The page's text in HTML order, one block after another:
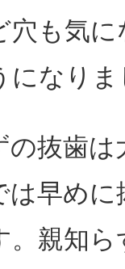
穴も気
なりま
の抜歯
は早め
。親知